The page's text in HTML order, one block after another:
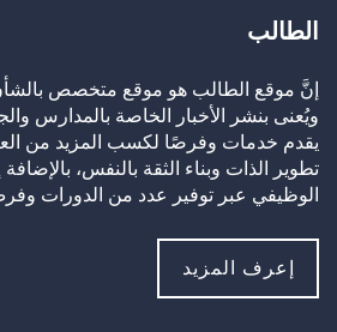
الطالب
إنَّ موقع الطالب هو موقع متخصص بالشأن
ويُعنى بنشر الأخبار الخاصة بالمدارس
يقدم خدمات وفرصًا لكسب المزيد من
تطوير الذات وبناء الثقة بالنفس،
الوظيفي عبر توفير عدد من الدورات
إعرف المزيد